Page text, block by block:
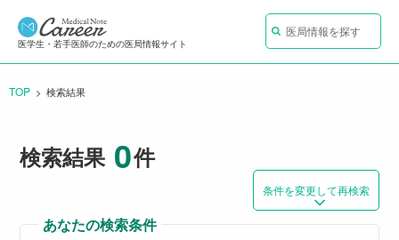
医学生・若手医師のための医局情報サイト
医局情報を探す
TOP CURRENT:
検索結果
検索結果 0件
条件を変更して再検索
あなたの検索条件